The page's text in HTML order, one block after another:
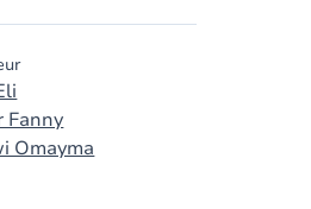
Fanny
Omayma